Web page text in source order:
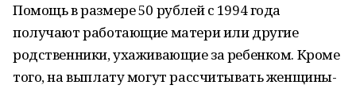
Помощь в размере 50 рублей с 1994 года
получают работающие матери или другие
родственники, ухаживающие за ребенком. Кроме
того, на выплату могут рассчитывать женщины-